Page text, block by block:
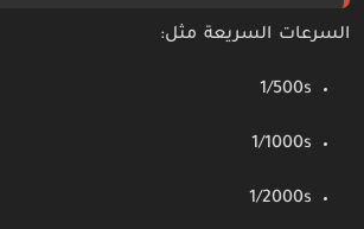
السرعات السريعة مثل:
1/500s
1/1000s
1/2000s